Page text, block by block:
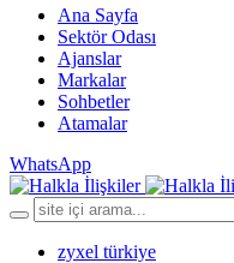
Ana Sayfa
Sektör Odası
Ajanslar
Markalar
Sohbetler
Atamalar
WhatsApp
zyxel türkiye